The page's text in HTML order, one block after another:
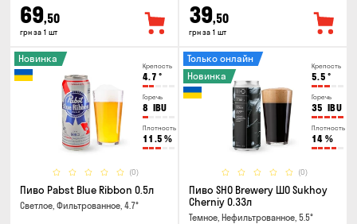
69,50
грн за 1 шт
39,50
грн за 1 шт
Крепость
4.7 °
Горечь
8 IBU
Плотность
11.5 %
(0)
Новинка
Пиво Pabst Blue Ribbon 0.5л
Светлое, Фильтрованное, 4.7°
Крепость
5.5 °
Горечь
35 IBU
Плотность
14 %
(0)
Только онлайн
Новинка
Пиво SHO Brewery ШО Sukhoy
Cherniy 0.33л
Темное, Нефильтрованное, 5.5°